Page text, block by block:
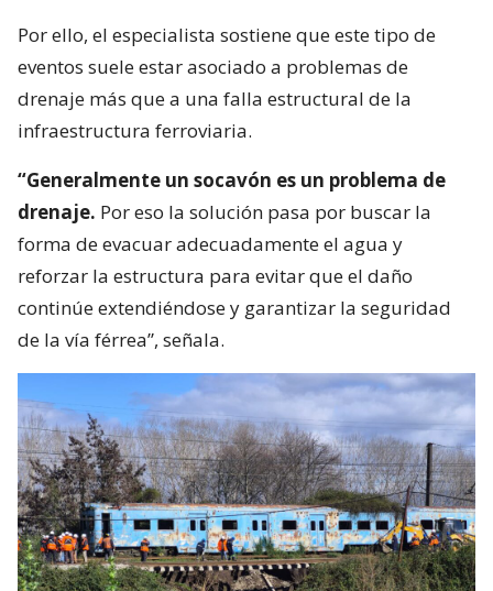
Por ello, el especialista sostiene que este tipo de
eventos suele estar asociado a problemas de
drenaje más que a una falla estructural de la
infraestructura ferroviaria.
“Generalmente un socavón es un problema de
drenaje. Por eso la solución pasa por buscar la
forma de evacuar adecuadamente el agua y
reforzar la estructura para evitar que el daño
continúe extendiéndose y garantizar la seguridad
de la vía férrea”, señala.